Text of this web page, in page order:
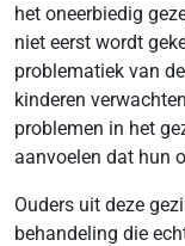
het oneerbiedig
niet eerst wordt
problematiek van
kinderen
problemen in het
aanvoelen dat hun
Ouders uit deze
behandeling die